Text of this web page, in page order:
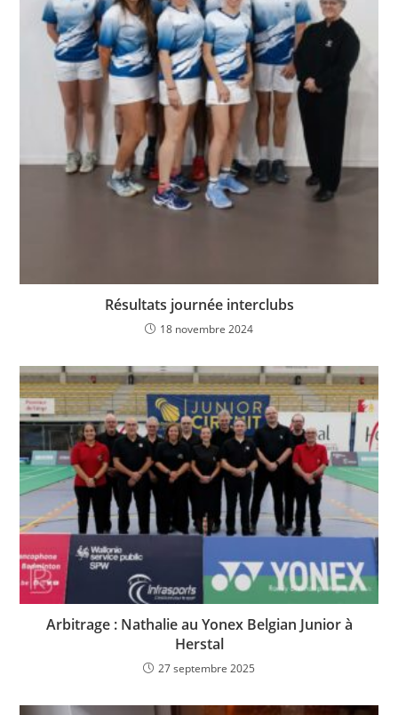
Résultats journée interclubs
18 novembre 2024
Arbitrage : Nathalie au Yonex Belgian Junior à
Herstal
27 septembre 2025